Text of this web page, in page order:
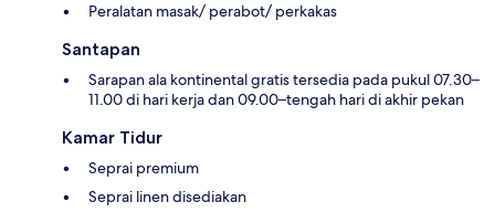
Peralatan masak/ perabot/ perkakas
Santapan
Sarapan ala kontinental gratis tersedia pada pukul 07.30–
11.00 di hari kerja dan 09.00–tengah hari di akhir pekan
Kamar Tidur
Seprai premium
Seprai linen disediakan